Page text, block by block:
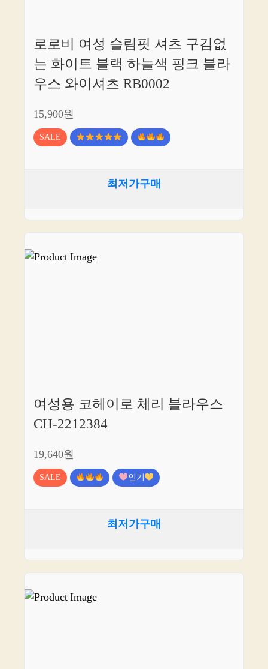
로로비 여성 슬림핏 셔츠 구김없
는 화이트 블랙 하늘색 핑크 블라
우스 와이셔츠 RB0002
15,900원
SALE
최저가구매
여성용 코헤이로 체리 블라우스
CH-2212384
19,640원
SALE 인기
최저가구매